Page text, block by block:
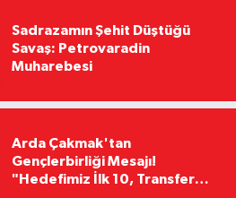
Sadrazamın Şehit Düştüğü
Savaş: Petrovaradin
Muharebesi
Arda Çakmak'tan
Gençlerbirliği Mesajı!
"Hedefimiz İlk 10, Transfer